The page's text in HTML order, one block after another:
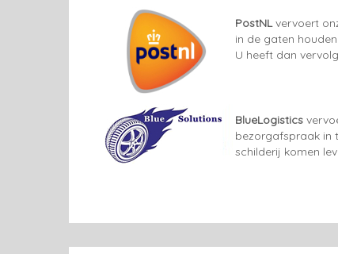
PostNLvervoert
in de gaten
U heeft dan
BlueLogistics
bezorgafspraak in
schilderij komen